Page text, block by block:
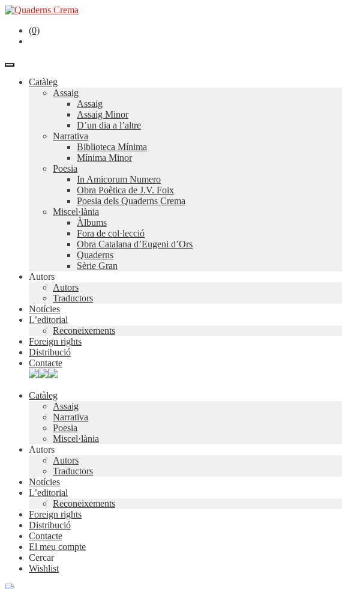
(0)
Catàleg
Assaig
Assaig
Assaig Minor
D’un dia a l’altre
Narrativa
Biblioteca Mínima
Mínima Minor
Poesia
In Amicorum Numero
Obra Poètica de J.V. Foix
Poesia dels Quaderns Crema
Miscel·lània
Àlbums
Fora de col·lecció
Obra Catalana d’Eugeni d’Ors
Quaderns
Sèrie Gran
Autors
Autors
Traductors
Notícies
L’editorial
Reconeixements
Foreign rights
Distribució
Contacte
Catàleg
Assaig
Narrativa
Poesia
Miscel·lània
Autors
Autors
Traductors
Notícies
L’editorial
Reconeixements
Foreign rights
Distribució
Contacte
El meu compte
Cercar
Wishlist